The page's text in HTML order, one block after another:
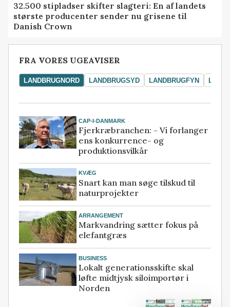
32.500 stipladser skifter slagteri: En af landets
største producenter sender nu grisene til
Danish Crown
FRA VORES UGEAVISER
LANDBRUGNORD LANDBRUGSYD LANDBRUGFYN
CAP-I-DANMARK
Fjerkræbranchen: - Vi forlanger
ens konkurrence- og
produktionsvilkår
KVÆG
Snart kan man søge tilskud til
naturprojekter
ARRANGEMENT
Markvandring sætter fokus på
elefantgræs
BUSINESS
Lokalt generationsskifte skal
løfte midtjysk siloimportør i
Norden